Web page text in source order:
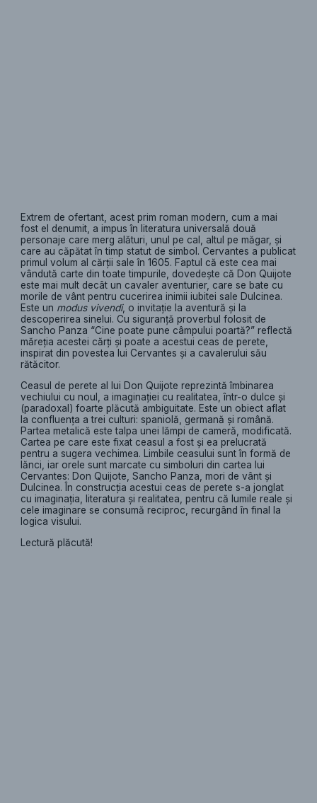
Extrem de ofertant, acest prim roman modern, cum a mai
fost el denumit, a impus în literatura universală două
personaje care merg alături, unul pe cal, altul pe măgar, şi
care au căpătat în timp statut de simbol. Cervantes a publicat
primul volum al cărții sale în 1605. Faptul că este cea mai
vândută carte din toate timpurile, dovedește că Don Quijote
este mai mult decât un cavaler aventurier, care se bate cu
morile de vânt pentru cucerirea inimii iubitei sale Dulcinea.
Este un modus vivendi, o invitaţie la aventură şi la
descoperirea sinelui. Cu siguranță proverbul folosit de
Sancho Panza “Cine poate pune câmpului poartă?” reflectă
măreția acestei cărți și poate a acestui ceas de perete,
inspirat din povestea lui Cervantes şi a cavalerului său
rătăcitor.
Ceasul de perete al lui Don Quijote reprezintă îmbinarea
vechiului cu noul, a imaginației cu realitatea, într-o dulce şi
(paradoxal) foarte plăcută ambiguitate. Este un obiect aflat
la confluența a trei culturi: spaniolă, germană și română.
Partea metalică este talpa unei lămpi de cameră, modificată.
Cartea pe care este fixat ceasul a fost și ea prelucrată
pentru a sugera vechimea. Limbile ceasului sunt în formă de
lănci, iar orele sunt marcate cu simboluri din cartea lui
Cervantes: Don Quijote, Sancho Panza, mori de vânt și
Dulcinea. În construcţia acestui ceas de perete s-a jonglat
cu imaginaţia, literatura şi realitatea, pentru că lumile reale şi
cele imaginare se consumă reciproc, recurgând în final la
logica visului.
Lectură plăcută!